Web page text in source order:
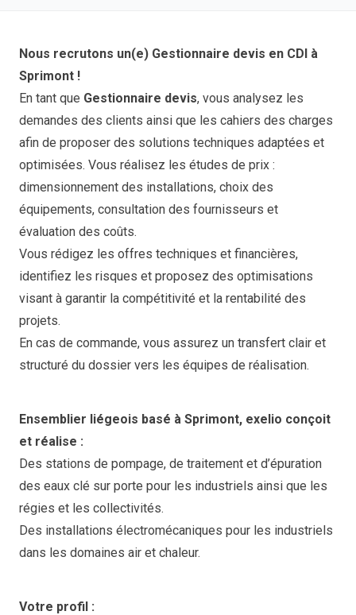
Nous recrutons un(e) Gestionnaire devis en CDI à
Sprimont !
En tant que Gestionnaire devis, vous analysez les
demandes des clients ainsi que les cahiers des charges
afin de proposer des solutions techniques adaptées et
optimisées. Vous réalisez les études de prix :
dimensionnement des installations, choix des
équipements, consultation des fournisseurs et
évaluation des coûts.
Vous rédigez les offres techniques et financières,
identifiez les risques et proposez des optimisations
visant à garantir la compétitivité et la rentabilité des
projets.
En cas de commande, vous assurez un transfert clair et
structuré du dossier vers les équipes de réalisation.
Ensemblier liégeois basé à Sprimont, exelio conçoit
et réalise :
Des stations de pompage, de traitement et d’épuration
des eaux clé sur porte pour les industriels ainsi que les
régies et les collectivités.
Des installations électromécaniques pour les industriels
dans les domaines air et chaleur.
Votre profil :